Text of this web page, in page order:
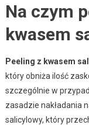
Na czym
kwasem
Peeling z kwasem
który obniża ilość
szczególnie w
zasadzie nakładania
salicylowy, który